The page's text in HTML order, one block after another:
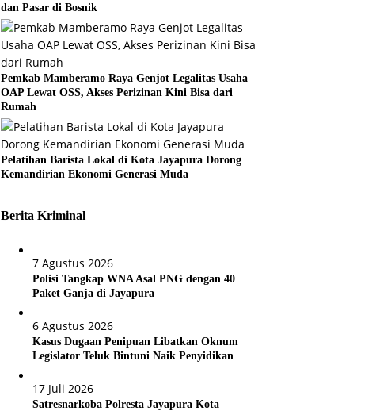
dan Pasar di Bosnik
Pemkab Mamberamo Raya Genjot Legalitas Usaha
OAP Lewat OSS, Akses Perizinan Kini Bisa dari
Rumah
Pelatihan Barista Lokal di Kota Jayapura Dorong
Kemandirian Ekonomi Generasi Muda
Berita Kriminal
7 Agustus 2026
Polisi Tangkap WNA Asal PNG dengan 40
Paket Ganja di Jayapura
6 Agustus 2026
Kasus Dugaan Penipuan Libatkan Oknum
Legislator Teluk Bintuni Naik Penyidikan
17 Juli 2026
Satresnarkoba Polresta Jayapura Kota